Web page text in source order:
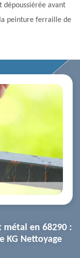
dépoussiérée avant
la peinture ferraille de
en 68290 :
KG Nettoyage